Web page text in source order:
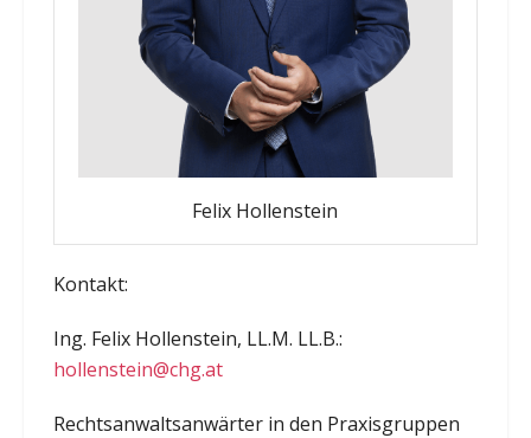
Felix Hollenstein
Kontakt:
Ing. Felix Hollenstein, LL.M. LL.B.:
hollenstein@chg.at
Rechtsanwaltsanwärter in den Praxisgruppen